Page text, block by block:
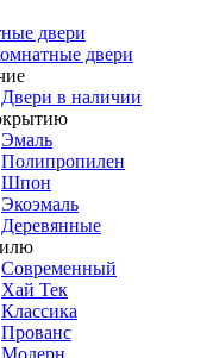
двери
двери
Двери в наличии
Эмаль
Полипропилен
Шпон
Экоэмаль
Деревянные
Современный
Хай Тек
Классика
Прованс
Модерн